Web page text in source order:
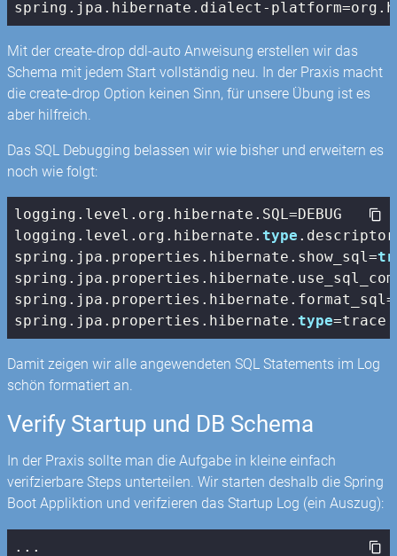
spring.jpa.hibernate.dialect-
Mit der create-drop ddl-auto Anweisung erstellen wir das
Schema mit jedem Start vollständig neu. In der Praxis macht
die create-drop Option keinen Sinn, für unsere Übung ist es
aber hilfreich.
Das SQL Debugging belassen wir wie bisher und erweitern es
noch wie folgt:
logging.level.org.hibernate.SQL=DEBUG
logging.level.org.hibernate.type
spring.jpa.properties.hibernate.show_sql=
spring.jpa.properties.hibernate.format_sql=
spring.jpa.properties.hibernate.type=trace
Damit zeigen wir alle angewendeten SQL Statements im Log
schön formatiert an.
Verify Startup und DB Schema
In der Praxis sollte man die Aufgabe in kleine einfach
verifzierbare Steps unterteilen. Wir starten deshalb die Spring
Boot Appliktion und verifzieren das Startup Log (ein Auszug):
...